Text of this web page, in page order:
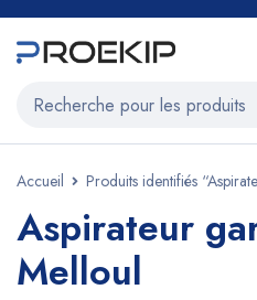
Accueil Produits identifiés
Aspirateur
Melloul